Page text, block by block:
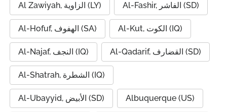
Al Zawiyah, الزاوية (LY) Al-Fashir, الفاشر (SD)
Al-Hofuf, الهفوف (SA) Al-Kut, الكوت (IQ)
Al-Najaf, النجف (IQ) Al-Qadarif, القضارف (SD)
Al-Shatrah, الشطرة (IQ)
Al-Ubayyid, الأبيض (SD) Albuquerque (US)